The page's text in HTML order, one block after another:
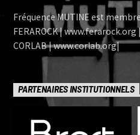
Fréquence MUTINE est
FERAROCK | www.ferarock.org
CORLAB | www.corlab.org|
PARTENAIRES INSTITUTIONNELS